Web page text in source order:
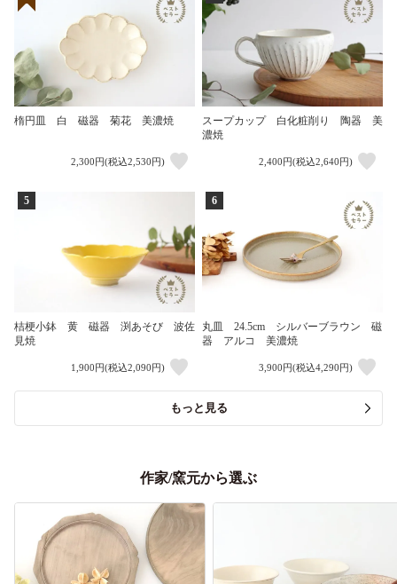
楕円皿 白 磁器 菊花 美濃焼
2,300円(税込2,530円)
スープカップ 白化粧削り 陶器 美
濃焼
2,400円(税込2,640円)
5
桔梗小鉢 黄 磁器 渕あそび 波佐
見焼
1,900円(税込2,090円)
6
丸皿 24.5cm シルバーブラウン 磁
器 アルコ 美濃焼
3,900円(税込4,290円)
もっと見る
作家/窯元から選ぶ